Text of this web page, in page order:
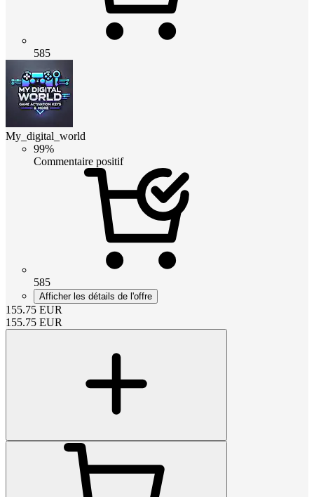
585
My_digital_world
99%
Commentaire positif
585
Afficher les détails de l'offre
155.75 EUR
155.75 EUR